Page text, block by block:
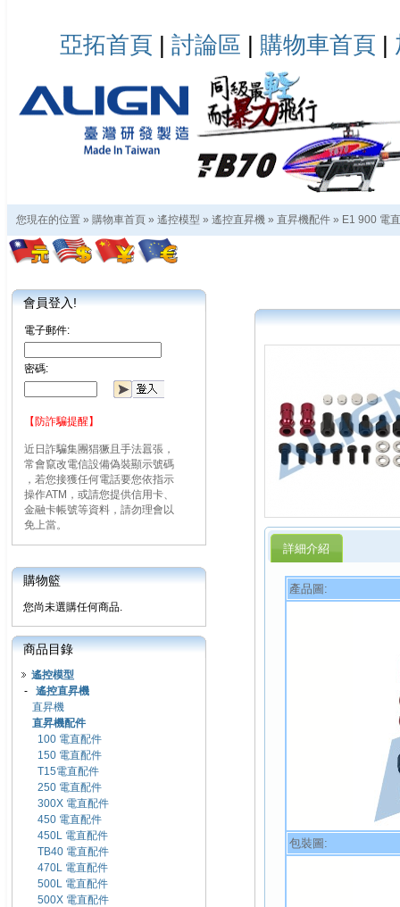
亞拓首頁 | 討論區 | 購物車首頁 |
您現在的位置 » 購物車首頁 » 遙控模型 » 遙控直昇機 » 直昇機配件 » E1 900 電
會員登入!
電子郵件:
密碼:
【防詐騙提醒】
近日詐騙集團猖獗且手法囂張，
常會竄改電信設備偽裝顯示號碼
，若您接獲任何電話要您依指示
操作ATM，或請您提供信用卡、
金融卡帳號等資料，請勿理會以
免上當。
購物籃
您尚未選購任何商品.
商品目錄
遙控模型
- 遙控直昇機
直昇機
直昇機配件
100 電直配件
150 電直配件
T15電直配件
250 電直配件
300X 電直配件
450 電直配件
450L 電直配件
TB40 電直配件
470L 電直配件
500L 電直配件
500X 電直配件
詳細介紹
產品圖:
包裝圖: